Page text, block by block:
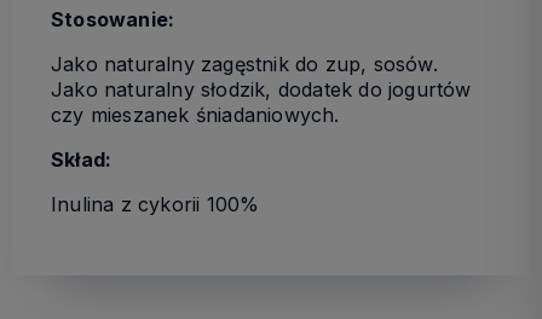
Stosowanie:
Jako naturalny zagęstnik do zup, sosów.
Jako naturalny słodzik, dodatek do jogurtów
czy mieszanek śniadaniowych.
Skład:
Inulina z cykorii 100%